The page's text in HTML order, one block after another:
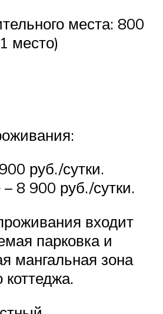
места: 800
место)
руб./сутки.
8 900 руб./сутки.
входит
парковка и
мангальная зона
коттеджа.